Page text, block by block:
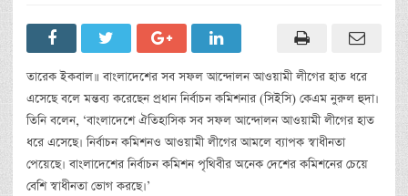
তারেক ইকবাল॥ বাংলাদেশের সব সফল আন্দোলন আওয়ামী লীগের হাত ধরে
এসেছে বলে মন্তব্য করেছেন প্রধান নির্বাচন কমিশনার (সিইসি) কেএম নুরুল হুদা।
তিনি বলেন, ‘বাংলাদেশে ঐতিহাসিক সব সফল আন্দোলন আওয়ামী লীগের হাত
ধরে এসেছে। নির্বাচন কমিশনও আওয়ামী লীগের আমলে ব্যাপক স্বাধীনতা
পেয়েছে। বাংলাদেশের নির্বাচন কমিশন পৃথিবীর অনেক দেশের কমিশনের চেয়ে
বেশি স্বাধীনতা ভোগ করছে।’